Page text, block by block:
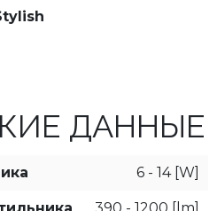
ДАННЫЕ
6 - 14 [W]